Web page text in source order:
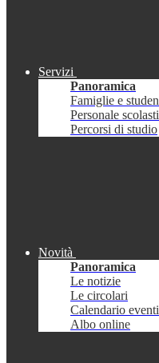
Servizi
Panoramica
Famiglie e
Personale
Percorsi di studio
Novità
Panoramica
Le notizie
Le circolari
Calendario eventi
Albo online